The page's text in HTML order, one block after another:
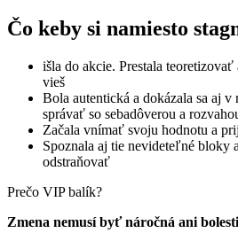
Čo keby si namiesto
išla do akcie. Prestala
vieš
Bola autentická a dokázala sa aj v
správať so sebadôverou a
Začala vnímať svoju hodnotu a
Spoznala aj tie nevideteľné bloky
odstraňovať
Prečo VIP balík?
Zmena nemusí byť náročná ani